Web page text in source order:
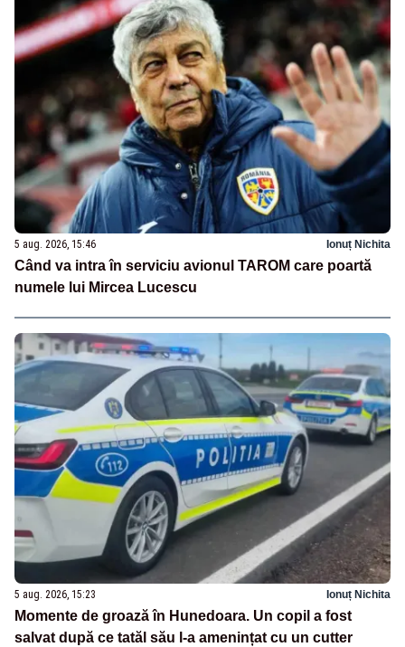
5 aug. 2026, 15:46 Ionuț Nichita
Când va intra în serviciu avionul TAROM care poartă
numele lui Mircea Lucescu
5 aug. 2026, 15:23 Ionuț Nichita
Momente de groază în Hunedoara. Un copil a fost
salvat după ce tatăl său l-a amenințat cu un cutter